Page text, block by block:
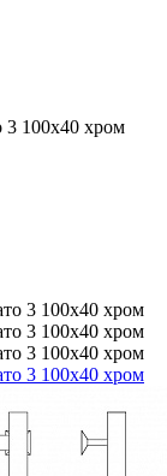
3 100x40 хром